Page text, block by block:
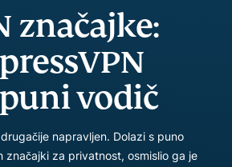
značajke:
vodič
napravljen. Dolazi s puno
značajki za privatnost, osmislio ga je